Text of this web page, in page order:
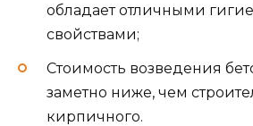
обладает отличными
свойствами;
Стоимость возведения
заметно ниже, чем
кирпичного.